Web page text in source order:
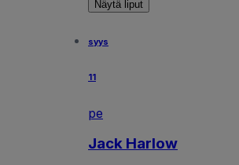
Näytä liput
syys
11
pe
Jack Harlow